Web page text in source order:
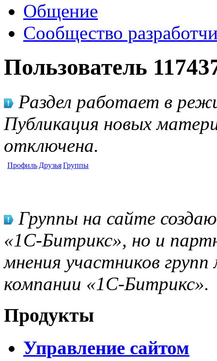
Общение
Сообщество
Пользователь
Раздел работает в
Публикация новых
отключена.
Профиль ДрузьяГруппы
Группы на сайте
«1С-Битрикс», но и
мнения участников
компании «1С-Битрикс».
Продукты
Управление сайтом